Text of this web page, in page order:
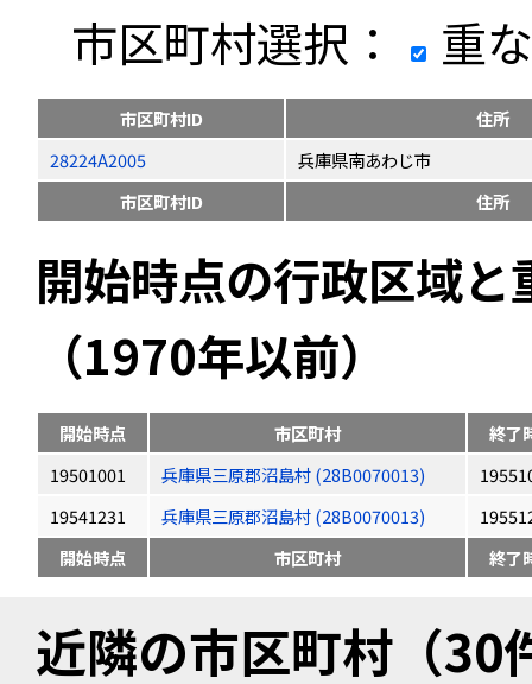
市区町村選択：
重
市区町村ID
住所
28224A2005
兵庫県南あわじ市
市区町村ID
住所
開始時点の行政区域
（1970年以前）
開始時点 市区町村
終了
19501001
兵庫県三原郡沼島村 (28B0070013)
19541231
兵庫県三原郡沼島村 (28B0070013)
開始時点
市区町村 終了
近隣の市区町村（30